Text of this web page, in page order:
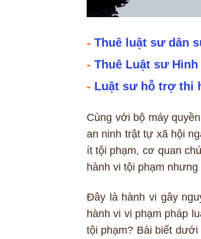
- Thuê luật sư dân
- Thuê Luật sư
- Luật sư hỗ trợ thi
Cùng với bộ máy
an ninh trật tự xã hội
ít tội phạm, cơ quan
hành vi tội phạm
Đây là hành vi gây
hành vi vi phạm pháp
tội phạm? Bài biết